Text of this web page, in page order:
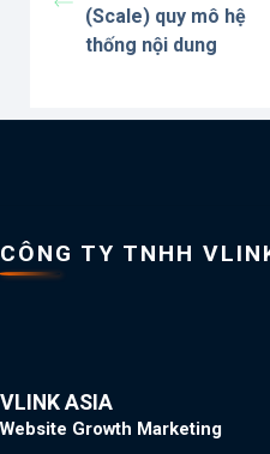
(Scale) quy mô hệ
thống nội dung
CÔNG TY TNHH
VLINK ASIA
Website Growth Marketing